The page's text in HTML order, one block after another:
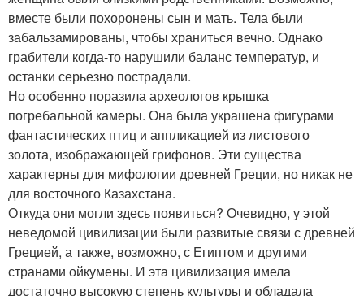
вместе были похоронены сын и мать. Тела были
забальзамированы, чтобы храниться вечно. Однако
грабители когда-то нарушили баланс температур, и
останки серьезно пострадали.
Но особенно поразила археологов крышка
погребальной камеры. Она была украшена фигурами
фантастических птиц и аппликацией из листового
золота, изображающей грифонов. Эти существа
характерны для мифологии древней Греции, но никак не
для восточного Казахстана.
Откуда они могли здесь появиться? Очевидно, у этой
неведомой цивилизации были развитые связи с древней
Грецией, а также, возможно, с Египтом и другими
странами ойкумены. И эта цивилизация имела
достаточно высокую степень культуры и обладала